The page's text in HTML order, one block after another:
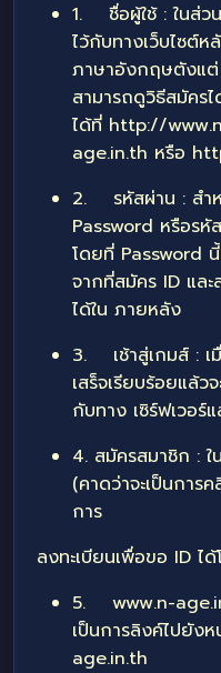
1. ชื่อผู้ใช้ : ในส่วน
ไว้กับทางเว็บไซต์
ภาษาอังกฤษตังแ
สามารถดูวิธีสมัคร
ได้ที่ http://
age.in.th หรือ
2. รหัสผ่าน : สำห
Password หรือรหั
โดยที่ Password
จากที่สมัคร ID และ
ได้ใน ภายหลัง
3. เช้าสู่เกมส์ : เ
เสร็จเรียบร้อยแล้
กับทาง เซิร์ฟเวอร์แ
4. สมัครสมาชิก : ใ
(คาดว่าจะเป็นการ
การ
ลงทะเบียนเพื่อขอ ID ไ
5. www.n-
เป็นการลิงค์ไปยัง
age.in.th